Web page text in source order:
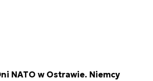
NATO w Ostrawie. Niemcy